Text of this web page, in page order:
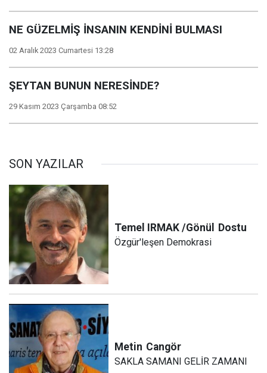
NE GÜZELMİŞ İNSANIN KENDİNİ BULMASI
02 Aralık 2023 Cumartesi 13:28
ŞEYTAN BUNUN NERESİNDE?
29 Kasım 2023 Çarşamba 08:52
SON YAZILAR
Temel IRMAK /Gönül Dostu
Özgür'leşen Demokrasi
Metin Cangör
SAKLA SAMANI GELİR ZAMANI